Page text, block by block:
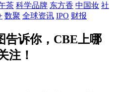
茶 科学品牌 东方香 中国妆 社
数聚 全球资讯 IPO 财报
告诉你，CBE上哪
注！